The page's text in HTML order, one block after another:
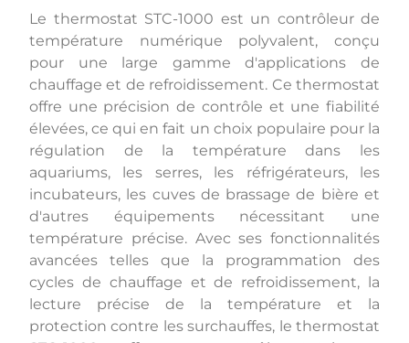
Le thermostat STC-1000 est un contrôleur de
température numérique polyvalent, conçu
pour une large gamme d'applications de
chauffage et de refroidissement. Ce thermostat
offre une précision de contrôle et une fiabilité
élevées, ce qui en fait un choix populaire pour la
régulation de la température dans les
aquariums, les serres, les réfrigérateurs, les
incubateurs, les cuves de brassage de bière et
d'autres équipements nécessitant une
température précise. Avec ses fonctionnalités
avancées telles que la programmation des
cycles de chauffage et de refroidissement, la
lecture précise de la température et la
protection contre les surchauffes, le thermostat